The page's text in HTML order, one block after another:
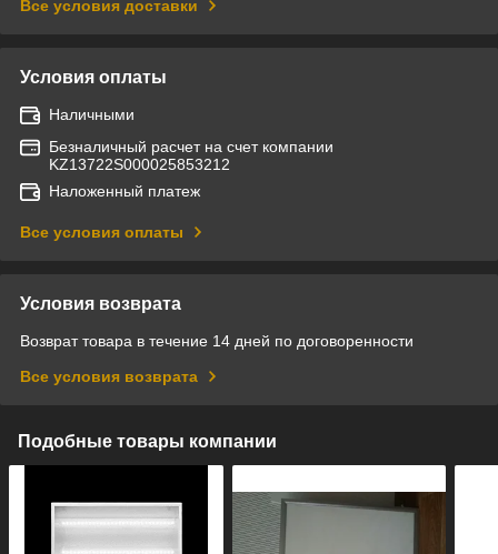
Все условия доставки
Условия оплаты
Наличными
Безналичный расчет на счет компании
KZ13722S000025853212
Наложенный платеж
Все условия оплаты
Условия возврата
Возврат товара в течение 14 дней по договоренности
Все условия возврата
Подобные товары компании